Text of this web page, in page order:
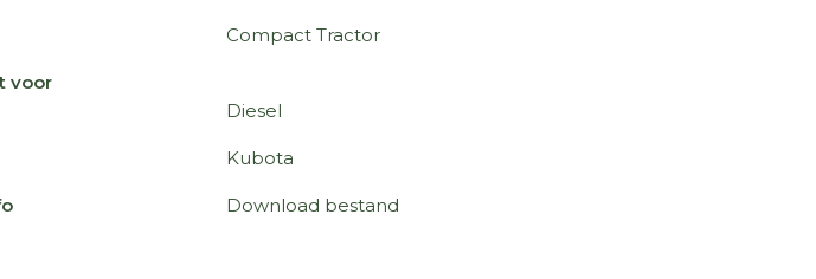
Compact Tractor
voor
Diesel
Kubota
Download bestand